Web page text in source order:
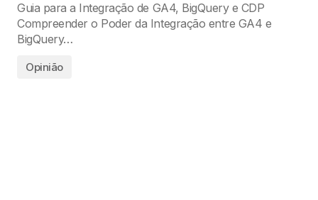
Guia para a Integração de GA4, BigQuery e CDP
Compreender o Poder da Integração entre GA4 e
BigQuery…
Opinião